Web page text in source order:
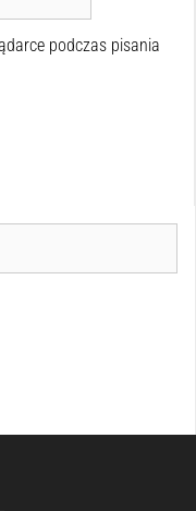
podczas pisania